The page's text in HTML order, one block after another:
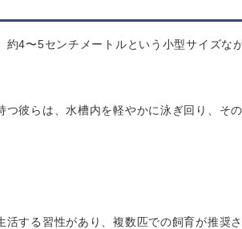
約4〜5センチメートルという小型サイズな
つ彼らは、水槽内を軽やかに泳ぎ回り、そ
する習性があり、複数匹での飼育が推奨さ